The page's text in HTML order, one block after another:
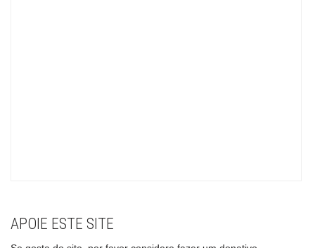
APOIE ESTE SITE